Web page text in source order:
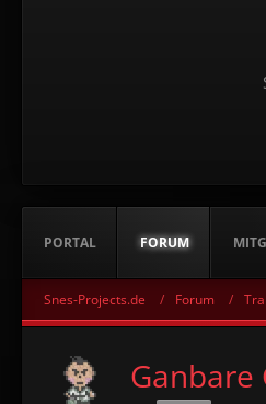
PORTAL FORUM
Snes-Projects.de Forum
Ganbare